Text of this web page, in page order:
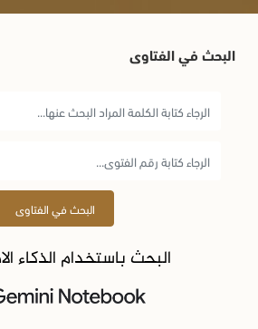
البحث في الفتاوى
البحث في الفتاوى
البحث باستخدام الذكاء